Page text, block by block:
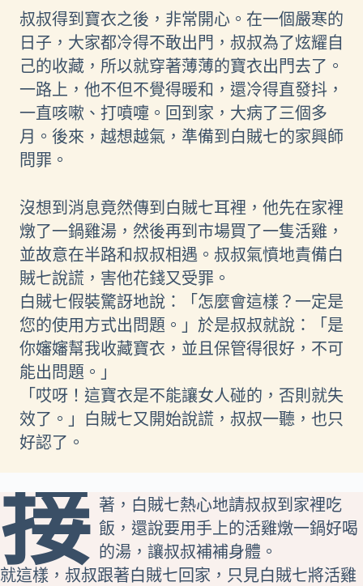
叔叔得到寶衣之後，非常開心。在一個嚴寒的
日子，大家都冷得不敢出門，叔叔為了炫耀自
己的收藏，所以就穿著薄薄的寶衣出門去了。
一路上，他不但不覺得暖和，還冷得直發抖，
一直咳嗽、打噴嚏。回到家，大病了三個多
月。後來，越想越氣，準備到白賊七的家興師
問罪。
沒想到消息竟然傳到白賊七耳裡，他先在家裡
燉了一鍋雞湯，然後再到市場買了一隻活雞，
並故意在半路和叔叔相遇。叔叔氣憤地責備白
賊七說謊，害他花錢又受罪。
白賊七假裝驚訝地說：「怎麼會這樣？一定是
您的使用方式出問題。」於是叔叔就說：「是
你嬸嬸幫我收藏寶衣，並且保管得很好，不可
能出問題。」
「哎呀！這寶衣是不能讓女人碰的，否則就失
效了。」白賊七又開始說謊，叔叔一聽，也只
好認了。
接 著，白賊七熱心地請叔叔到家裡吃
飯，還說要用手上的活雞燉一鍋好喝
的湯，讓叔叔補補身體。
就這樣，叔叔跟著白賊七回家，只見白賊七將活雞